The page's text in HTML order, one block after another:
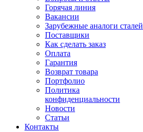
Горячая линия
Вакансии
Зарубежные аналоги сталей
Поставщики
Как сделать заказ
Оплата
Гарантия
Возврат товара
Портфолио
Политика
конфиденциальности
Новости
Статьи
Контакты